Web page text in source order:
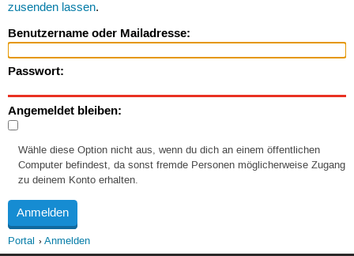
zusenden lassen.
Benutzername oder Mailadresse:
Passwort:
Angemeldet bleiben:
Wähle diese Option nicht aus, wenn du dich an einem öffentlichen
Computer befindest, da sonst fremde Personen möglicherweise Zugang
zu deinem Konto erhalten.
Portal Anmelden